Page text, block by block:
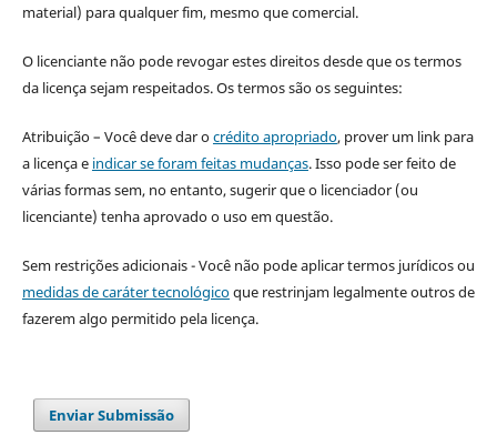
material) para qualquer fim, mesmo que comercial.
O licenciante não pode revogar estes direitos desde que os termos
da licença sejam respeitados. Os termos são os seguintes:
Atribuição – Você deve dar ocrédito apropriado, prover um link para
a licença e indicar se foram feitas mudanças. Isso pode ser feito de
várias formas sem, no entanto, sugerir que o licenciador (ou
licenciante) tenha aprovado o uso em questão.
Sem restrições adicionais - Você não pode aplicar termos jurídicos ou
medidas de caráter tecnológicoque restrinjam legalmente outros de
fazerem algo permitido pela licença.
Enviar Submissão